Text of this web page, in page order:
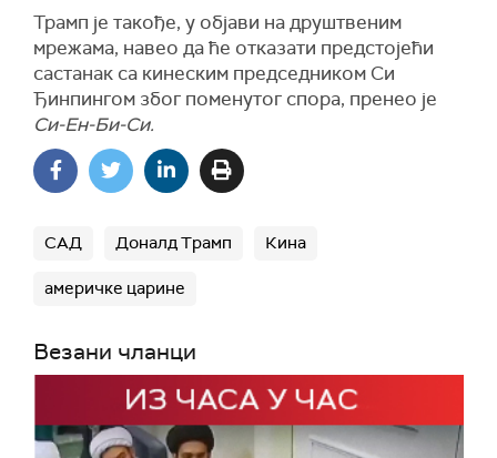
Трамп је такође, у објави на друштвеним
мрежама, навео да ће отказати предстојећи
састанак са кинеским председником Си
Ђинпингом због поменутог спора, пренео је
Си-Ен-Би-Си.
САД Доналд Трамп Кина
америчке царине
Везани чланци